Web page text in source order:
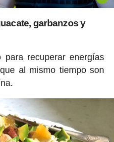
garbanzos y
para recuperar energías
al mismo tiempo son